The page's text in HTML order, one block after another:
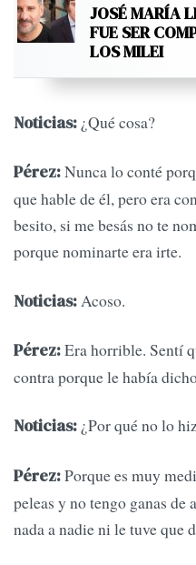
JOSÉ MARÍA
FUE SER
LOS MILEI
Noticias: ¿Qué cosa?
Pérez:Nunca lo conté
que hable de él, pero era
besito, si me besás no te
porque nominarte era irte.
Noticias: Acoso.
Pérez:Era horrible. Sentí
contra porque le había
Noticias: ¿Por qué no lo
Pérez:Porque es muy
peleas y no tengo ganas de
nada a nadie ni le tuve que